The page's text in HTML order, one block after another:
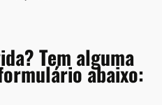
Tem alguma
abaixo: